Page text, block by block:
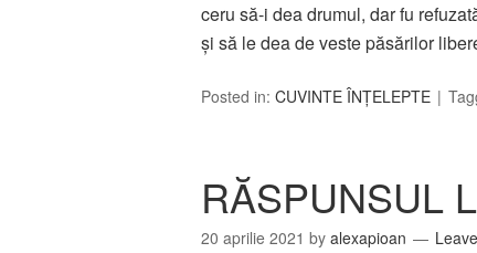
ceru să-i dea drumul, dar fu
şi să le dea de veste păsărilor
Posted in: CUVINTE ÎNȚELEPTE
RĂSPUNSUL
20 aprilie 2021 by alexapioan